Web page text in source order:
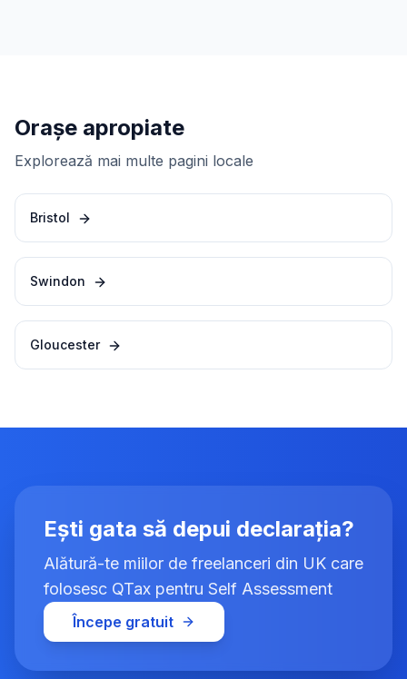
Orașe apropiate
Explorează mai multe pagini locale
Bristol
Swindon
Gloucester
Ești gata să depui declarația?
Alătură-te miilor de freelanceri din UK care
folosesc QTax pentru Self Assessment
Începe gratuit